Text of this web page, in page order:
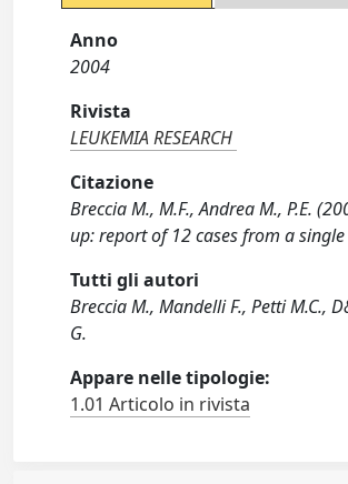
Anno
2004
Rivista
LEUKEMIA RESEARCH
Citazione
Breccia M., M.F., Andrea M., P.E.
up: report of 12 cases from a single
Tutti gli autori
Breccia M., Mandelli F., Petti M.C.,
G.
Appare nelle tipologie:
1.01 Articolo in rivista